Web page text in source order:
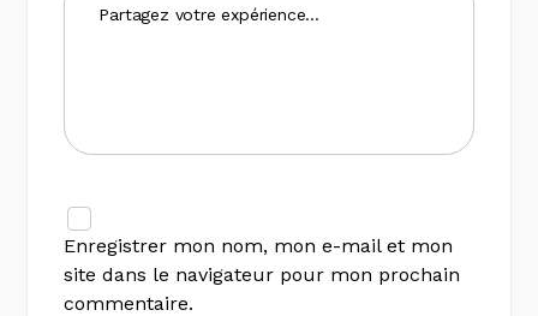
Enregistrer mon nom, mon e-mail et mon
site dans le navigateur pour mon prochain
commentaire.